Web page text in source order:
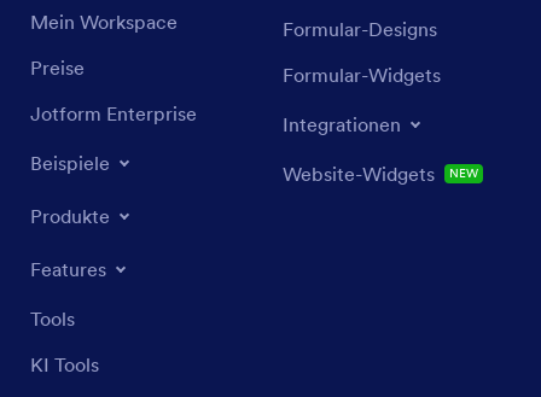
Mein Workspace
Preise
Jotform Enterprise
Beispiele
Produkte
Features
Tools
KI Tools
Formular-Designs
Formular-Widgets
Integrationen
Website-Widgets NEW